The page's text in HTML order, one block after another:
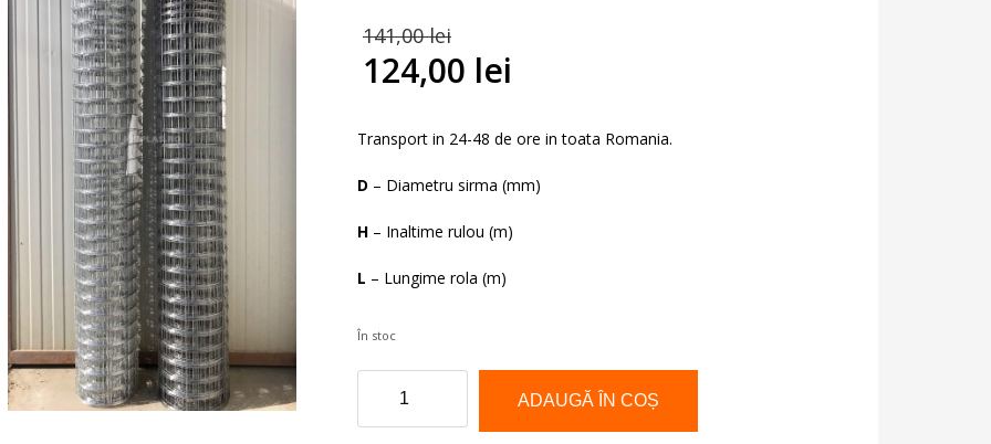
141,00lei
inițial
a
141,00 lei.
124,00 lei
Prețul
este:
Transport in 24-48 de ore in toata Romania.
D – Diametru sirma (mm)
H– Inaltime rulou (m)
L – Lungime rola (m)
În stoc
PLASA
SUDATA
ADAUGĂ ÎN COȘ